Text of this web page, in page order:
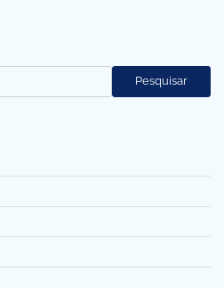
Pesquisar